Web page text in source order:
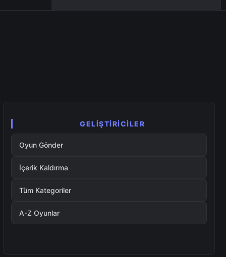
GELIŞTIRICILER
Oyun Gönder
İçerik Kaldırma
Tüm Kategoriler
A-Z Oyunlar